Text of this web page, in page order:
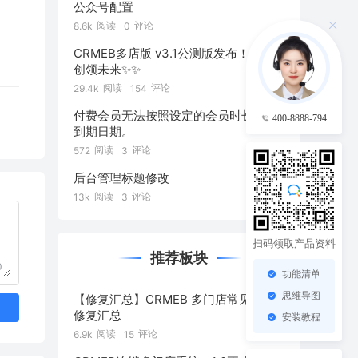
公众号配置
8.6k 阅读 0 评论
CRMEB多店版 v3.1公测版发布！焕新·
创领未来✨️✨️
29.4k 阅读 154 评论
付费会员无法按照设定的会员时长设置
到期日期。
572 阅读 3 评论
后台管理标题修改
13k 阅读 3 评论
推荐板块
【修复汇总】CRMEB 多门店常见问题
修复汇总
6.9k 阅读 15 评论
400-8888-794
扫码领取产品资料
功能清单
思维导图
安装教程